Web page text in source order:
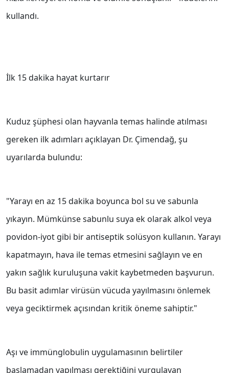
kullandı.
İlk 15 dakika hayat kurtarır
Kuduz şüphesi olan hayvanla temas halinde atılması
gereken ilk adımları açıklayan Dr. Çimendağ, şu
uyarılarda bulundu:
"Yarayı en az 15 dakika boyunca bol su ve sabunla
yıkayın. Mümkünse sabunlu suya ek olarak alkol veya
povidon-iyot gibi bir antiseptik solüsyon kullanın. Yarayı
kapatmayın, hava ile temas etmesini sağlayın ve en
yakın sağlık kuruluşuna vakit kaybetmeden başvurun.
Bu basit adımlar virüsün vücuda yayılmasını önlemek
veya geciktirmek açısından kritik öneme sahiptir."
Aşı ve immünglobulin uygulamasının belirtiler
başlamadan yapılması gerektiğini vurgulayan